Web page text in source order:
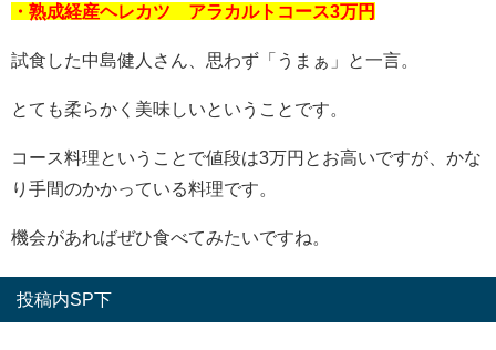
・熟成経産ヘレカツ アラカルトコース3万円
試食した中島健人さん、思わず「うまぁ」と一言。
とても柔らかく美味しいということです。
コース料理ということで値段は3万円とお高いですが、かな
り手間のかかっている料理です。
機会があればぜひ食べてみたいですね。
投稿内SP下